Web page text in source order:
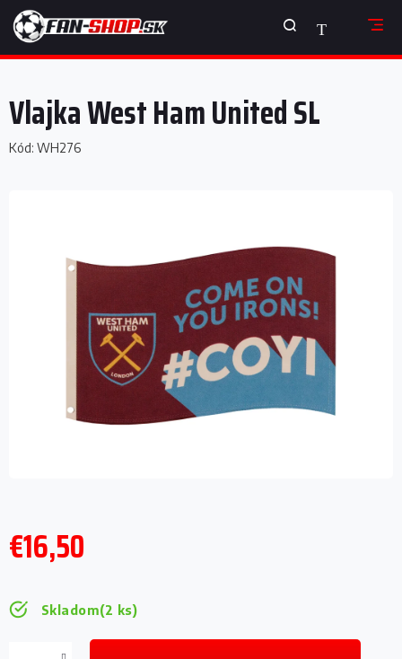
Prejsť
obsah
NÁKUPNÝ
KOŠÍK
Vlajka West Ham United SL
Kód: WH276
€16,50
Skladom(2 ks)